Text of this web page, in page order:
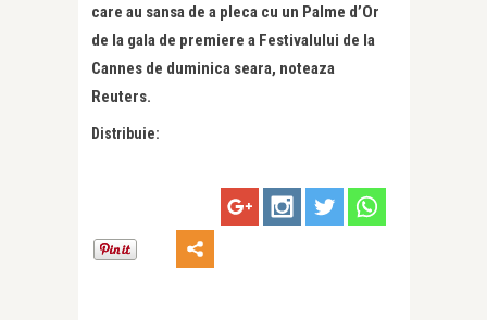
care au sansa de a pleca cu un Palme d’Or
de la gala de premiere a Festivalului de la
Cannes de duminica seara, noteaza
Reuters.
Distribuie: